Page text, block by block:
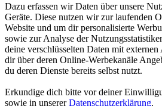
Dazu erfassen wir Daten über unsere
Geräte. Diese nutzen wir zur laufenden
Website und um dir personalisierte
sowie zur Analyse der
deine verschlüsselten Daten mit
dir über deren Online-Werbekanäle
du deren Dienste bereits selbst nutzt.
Erkundige dich bitte vor deiner
sowie in unsererDatenschutzerklärung.